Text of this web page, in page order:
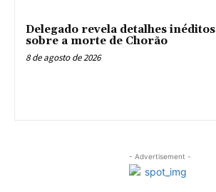
Delegado revela detalhes inéditos
sobre a morte de Chorão
8 de agosto de 2026
- Advertisement -